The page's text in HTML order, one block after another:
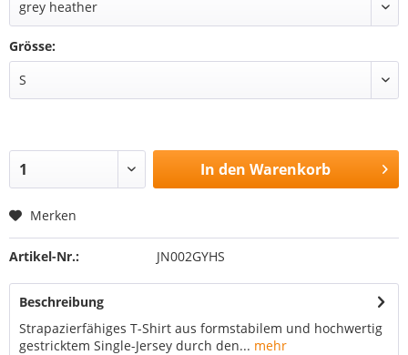
Grösse:
In den Warenkorb
Merken
Artikel-Nr.: JN002GYHS
Beschreibung
Strapazierfähiges T-Shirt aus formstabilem und hochwertig
gestricktem Single-Jersey durch den... mehr